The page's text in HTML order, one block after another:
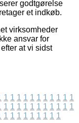
godtgørelse
et indkøb.
virksomheder
ansvar for
at vi sidst
1 1 1 1 1 1 1 1 1 1 1
1 1 1 1 1 1 1 1 1 1 1
1 1 1 1 1 1 1 1 1